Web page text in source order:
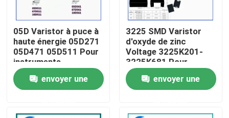
Visite de l'usine
Contrôle de la qualité
Nous contacter
Nouvelles
05D Varistor à puce à
haute énergie 05D271
05D471 05D511 Pour
instruments
envoyer une
3225 SMD Varistor
d'oxyde de zinc
Voltage 3225K201-
3225K681 Pour
suppression du
courant de surtension
envoyer une